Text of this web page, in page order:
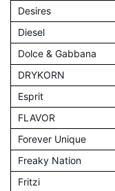
Desires
Diesel
Dolce & Gabbana
DRYKORN
Esprit
FLAVOR
Forever Unique
Freaky Nation
Fritzi